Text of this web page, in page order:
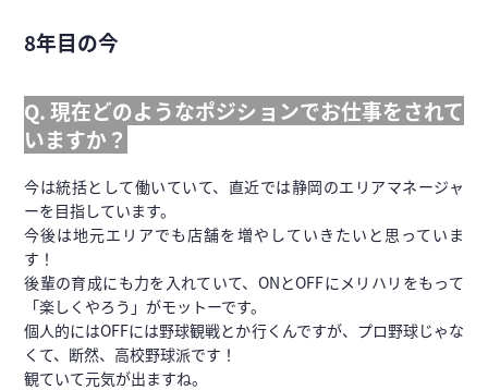
8年目の今
Q. 現在どのようなポジションでお仕事をされて
いますか？
今は統括として働いていて、直近では静岡のエリアマネージャ
ーを目指しています。
今後は地元エリアでも店舗を増やしていきたいと思っていま
す！
後輩の育成にも力を入れていて、ONとOFFにメリハリをもって
「楽しくやろう」がモットーです。
個人的にはOFFには野球観戦とか行くんですが、プロ野球じゃな
くて、断然、高校野球派です！
観ていて元気が出ますね。